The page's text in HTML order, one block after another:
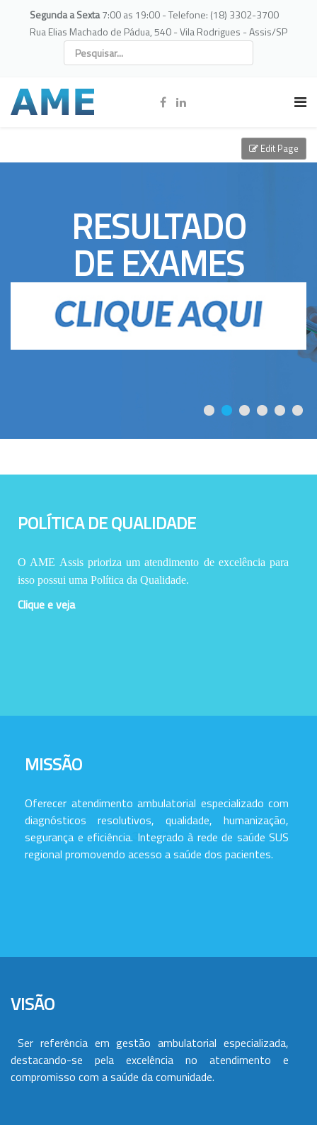
Segunda a Sexta7:00 as 19:00 - Telefone: (18) 3302-3700
Rua Elias Machado de Pádua, 540 - Vila Rodrigues - Assis/SP
RESULTADO
DE EXAMES
POLÍTICA DE QUALIDADE
O AME Assis prioriza um atendimento de excelência para
isso possui uma Política da Qualidade.
Clique e veja
MISSÃO
Oferecer atendimento ambulatorial especializado com
diagnósticos resolutivos, qualidade, humanização,
segurança e eficiência. Integrado à rede de saúde SUS
regional promovendo acesso a saúde dos pacientes.
VISÃO
Ser referência em gestão ambulatorial especializada,
destacando-se pela excelência no atendimento e
compromisso com a saúde da comunidade.
Edit Page